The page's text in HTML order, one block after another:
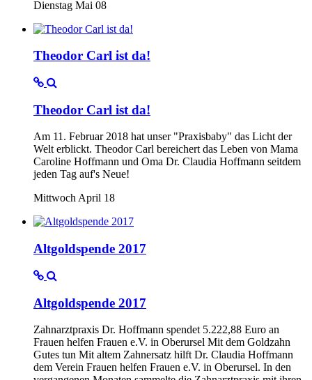
Dienstag Mai 08
Theodor Carl ist da!
Theodor Carl ist da!
Am 11. Februar 2018 hat unser "Praxisbaby" das Licht der
Welt erblickt. Theodor Carl bereichert das Leben von Mama
Caroline Hoffmann und Oma Dr. Claudia Hoffmann seitdem
jeden Tag auf's Neue!
Mittwoch April 18
Altgoldspende 2017
Altgoldspende 2017
Zahnarztpraxis Dr. Hoffmann spendet 5.222,88 Euro an
Frauen helfen Frauen e.V. in Oberursel Mit dem Goldzahn
Gutes tun Mit altem Zahnersatz hilft Dr. Claudia Hoffmann
dem Verein Frauen helfen Frauen e.V. in Oberursel. In den